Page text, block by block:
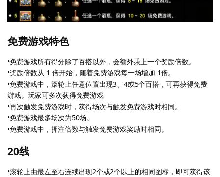
免费游戏特色
•免费游戏所有得分除了百搭以外，会额外乘上一个奖励倍数。
•奖励倍数从 1 倍开始，随着免费游戏每一场增加 1倍。
•免费游戏中，滚轮上任意位置出现3、4或5个百搭，可再获得免费
游戏。玩家可多次荻得免费游戏
•再次触发免费游戏时，获得场次与触发免费游戏时相同。
•免费游戏最多场次为50场。
•免费游戏中，押注倍数与触发免费游戏奖励时相同。
20线
•滚轮上由最左至右连续出现2个或2个以上的相同图标，即可获得该